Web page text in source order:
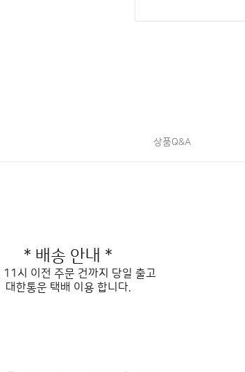
상품Q&A
* 배송 안내 *
11시 이전 주문 건까지 당일 출고
대한통운 택배 이용 합니다.